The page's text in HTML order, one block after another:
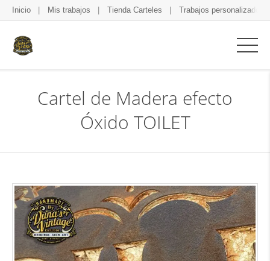
Inicio Mis trabajos Tienda Carteles Trabajos personalizados
Cartel de Madera efecto
Óxido TOILET